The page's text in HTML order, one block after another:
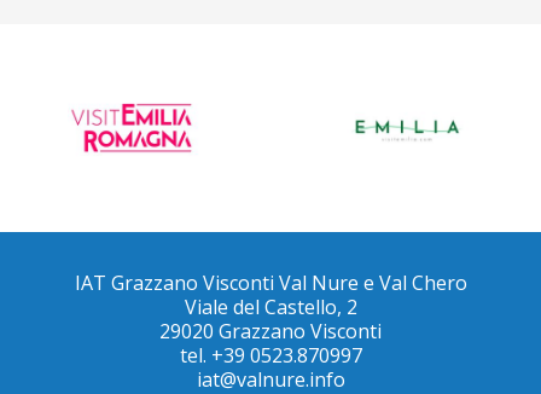
IAT Grazzano Visconti Val Nure e Val Chero
Viale del Castello, 2
29020 Grazzano Visconti
tel. +39 0523.870997
iat@valnure.info